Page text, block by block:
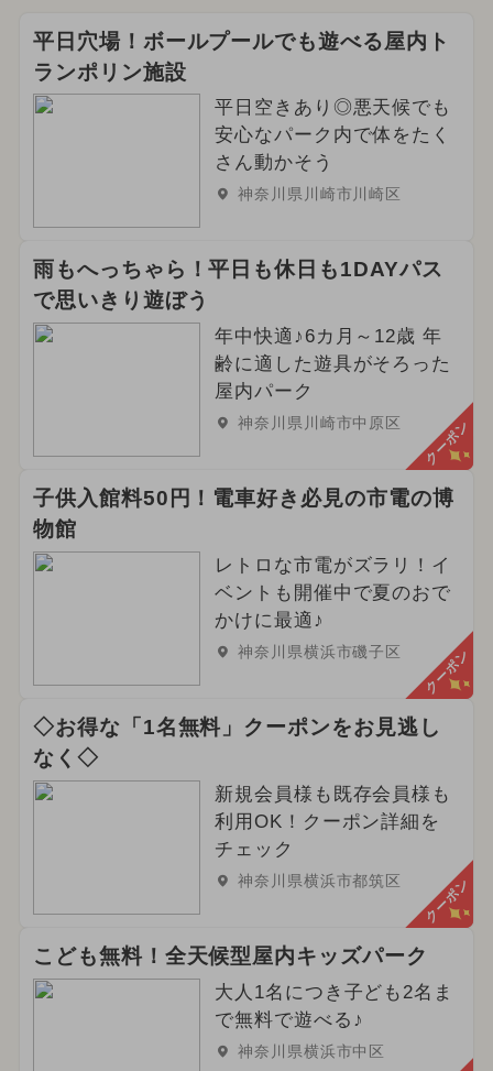
平日穴場！ボールプールでも遊べる屋内ト
ランポリン施設
平日空きあり◎悪天候でも
安心なパーク内で体をたく
さん動かそう
神奈川県川崎市川崎区
雨もへっちゃら！平日も休日も1DAYパス
で思いきり遊ぼう
年中快適♪6カ月～12歳 年
齢に適した遊具がそろった
屋内パーク
神奈川県川崎市中原区 クーポン
子供入館料50円！電車好き必見の市電の博
物館
レトロな市電がズラリ！イ
ベントも開催中で夏のおで
かけに最適♪
神奈川県横浜市磯子区 クーポン
◇お得な「1名無料」クーポンをお見逃し
なく◇
新規会員様も既存会員様も
利用OK！クーポン詳細を
チェック
神奈川県横浜市都筑区 クーポン
こども無料！全天候型屋内キッズパーク
大人1名につき子ども2名ま
で無料で遊べる♪
神奈川県横浜市中区